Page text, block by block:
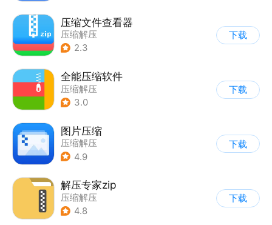
压缩文件查看器
压缩解压
2.3
下载
全能压缩软件
压缩解压
3.0
下载
图片压缩
压缩解压
4.9
下载
解压专家zip
压缩解压
4.8
下载